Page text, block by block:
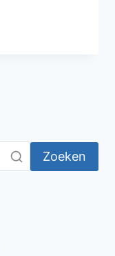
Zoeken